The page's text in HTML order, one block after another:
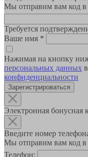
Мы отправим вам код в
Требуется
Ваше имя *
Нажимая на кнопку
персональных данных
конфиденциальности
Зарегистрироваться
Электронная бонусная
Введите номер
Мы отправим вам код в
Телефон: